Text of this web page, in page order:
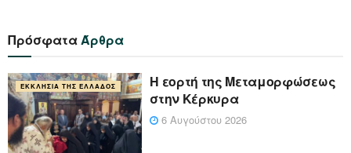
ΠρόσφαταΆρθρα
ΕΚΚΛΗΣΊΑ ΤΗΣ ΕΛΛΆΔΟΣ
Η εορτή της Μεταμορφώσεως
στην Κέρκυρα
6 Αυγούστου 2026